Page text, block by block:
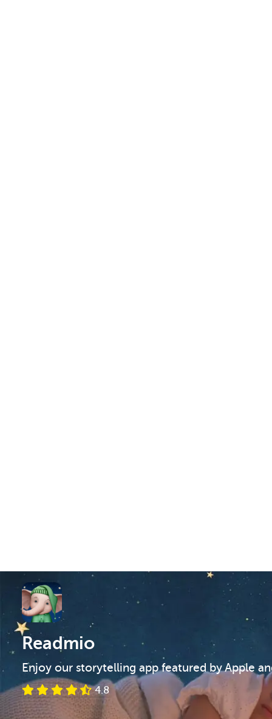
Readmio
Enjoy our storytelling app featured by Apple
4.8